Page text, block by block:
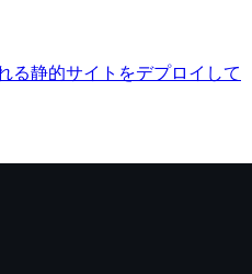
る静的サイトをデプロイして